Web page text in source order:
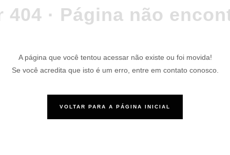
404 · Página não
A página que você tentou acessar não existe ou foi movida!
Se você acredita que isto é um erro, entre em contato conosco.
VOLTAR PARA A PÁGINA INICIAL